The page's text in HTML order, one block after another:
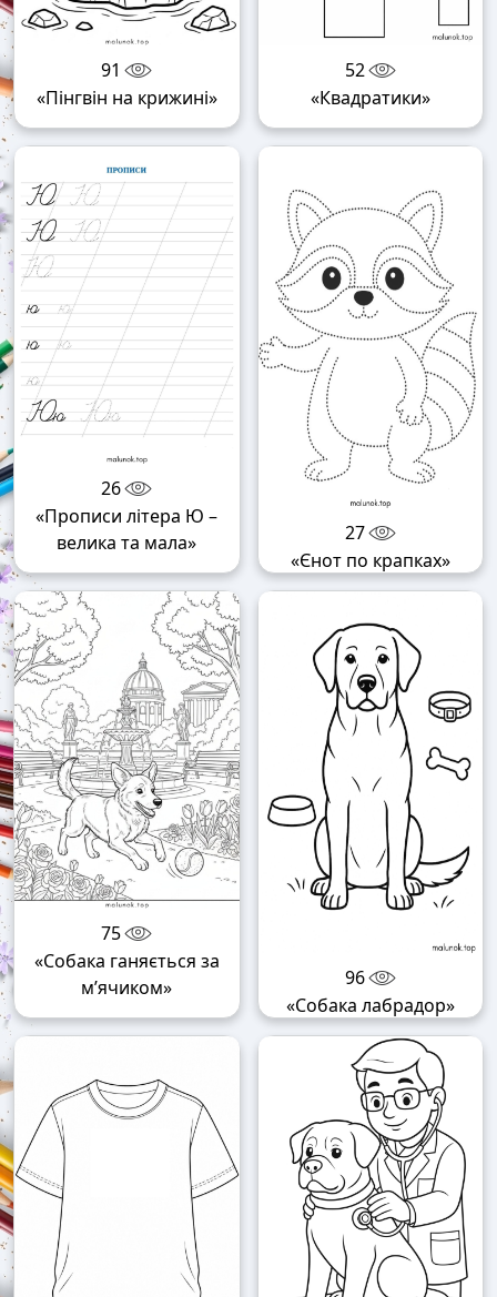
91
«Пінгвін на крижині»
52
«Квадратики»
26
«Прописи літера Ю –
велика та мала»
27
«Єнот по крапках»
75
«Собака ганяється за
м’ячиком»
96
«Собака лабрадор»